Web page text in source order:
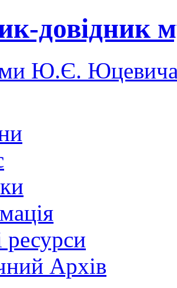
довідник
Ю.Є.
ресурси
Архів